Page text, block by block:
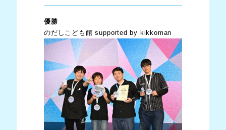
優勝
のだしこども館 supported by kikkoman